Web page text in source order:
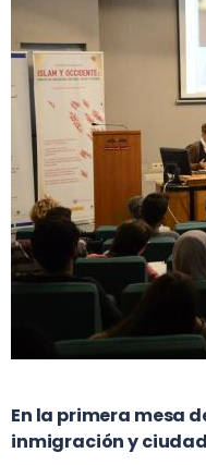
En la primera mesa
inmigración y